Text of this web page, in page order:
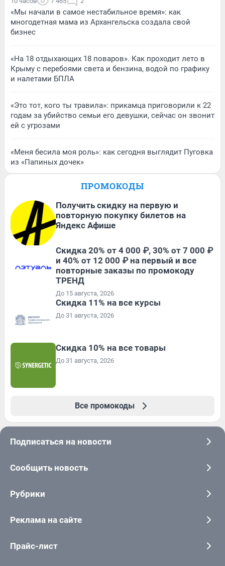
«Мы начали в самое нестабильное время»: как
многодетная мама из Архангельска создала свой
бизнес
«На 18 отдыхающих 18 поваров». Как проходит лето в
Крыму с перебоями света и бензина, водой по графику
и налетами БПЛА
«Это тот, кого ты травила»: прикамца приговорили к 22
годам за убийство семьи его девушки, сейчас он звонит
ей с угрозами
«Меня бесила моя роль»: как сегодня выглядит Пуговка
из «Папиных дочек»
ПРОМОКОДЫ
Получить скидку на первую и
повторную покупку билетов на
Яндекс Афише
Скидка 20% от 4 000 ₽, 30% от 7 000 ₽
и 40% от 12 000 ₽ на первый и все
повторные заказы по промокоду
ТРЕНД
До 15 августа, 2026
Скидка 11% на все курсы
До 31 августа, 2026
Скидка 10% на все товары
До 31 августа, 2026
Все промокоды
Подписаться на новости
Сообщить новость
Рубрики
Реклама на сайте
Прайс-лист